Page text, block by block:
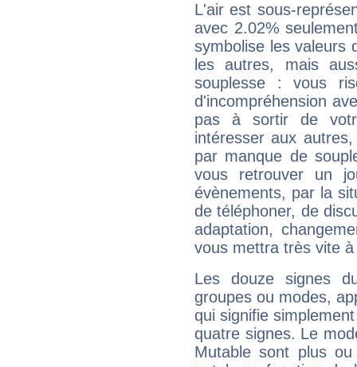
L'air est sous-
avec 2.02%
symbolise les valeurs
les autres, mais
souplesse : vous
d'incompréhension
pas à sortir de
intéresser aux
par manque de
vous retrouver un
évènements, par la
de téléphoner, de
adaptation,
vous mettra très vite
Les douze signes
groupes ou modes,
qui signifie
quatre signes. Le
Mutable sont plus